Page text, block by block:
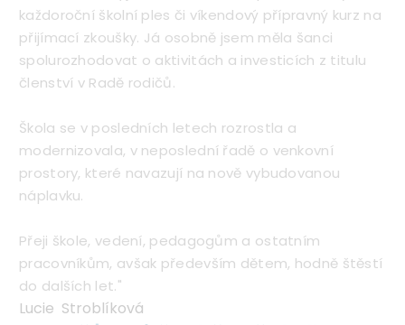
každoroční školní ples či víkendový přípravný kurz na
přijímací zkoušky. Já osobně jsem měla šanci
spolurozhodovat o aktivitách a investicích z titulu
členství v Radě rodičů.
Škola se v posledních letech rozrostla a
modernizovala, v neposlední řadě o venkovní
prostory, které navazují na nově vybudovanou
náplavku.
Přeji škole, vedení, pedagogům a ostatním
pracovníkům, avšak především dětem, hodně štěstí
do dalších let."
Lucie Stroblíková